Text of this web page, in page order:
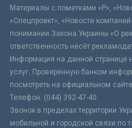
Материалы с пометками «Р»,
«Спецпроект», «Новости
понимании Закона Украины «О
ответственность несёт
Информация на данной странице
услуг. Проверенную банком
посмотреть на официальном
Телефон: (044) 392-47-40
Звонок в пределах территории
мобильной и городской связи по